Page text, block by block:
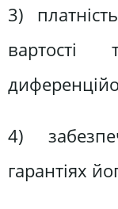
3)
вартості
4)
гарантіях